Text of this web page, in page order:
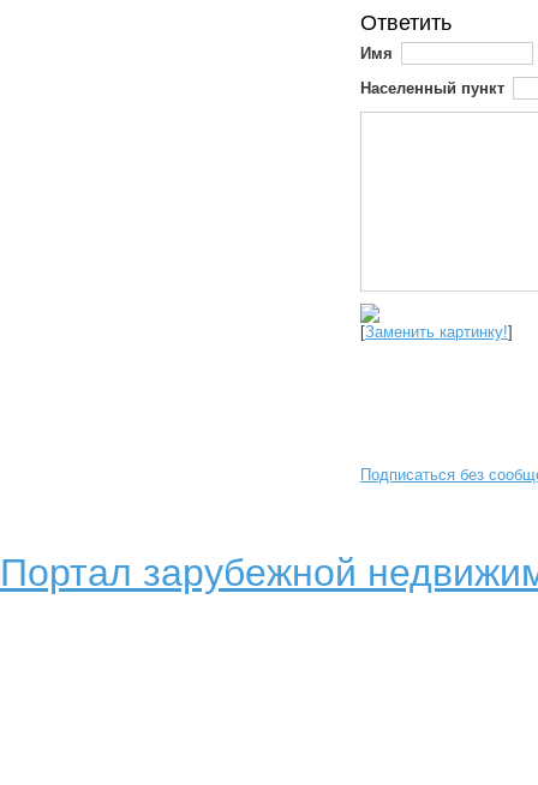
Ответить
Имя
Населенный пункт
[Заменить картинку!]
Подписаться без
Портал зарубежной